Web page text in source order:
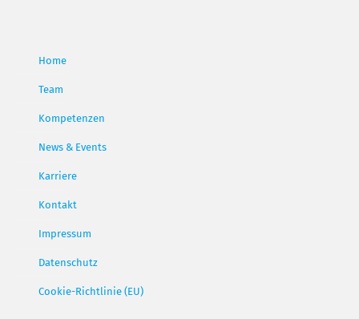
Home
Team
Kompetenzen
News & Events
Karriere
Kontakt
Impressum
Datenschutz
Cookie-Richtlinie (EU)